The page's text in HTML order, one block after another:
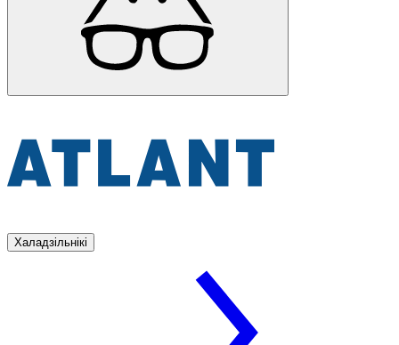
Халадзільнікі